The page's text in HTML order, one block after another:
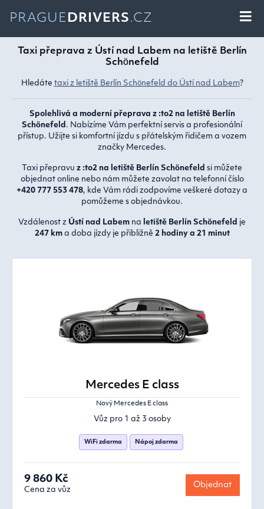
PRAGUE DRIVERS.CZ
Taxi přeprava z Ústí nad Labem na letiště Berlín
Schönefeld
Hledáte taxi z letiště Berlín Schönefeld do Ústí nad Labem?
Spolehlivá a moderní přeprava z :to2 na letiště Berlín
Schönefeld . Nabízíme Vám perfektní servis a profesionální
přístup. Užijte si komfortní jízdu s přátelským řidičem a vozem
značky Mercedes.
Taxi přepravu z :to2 na letiště Berlín Schönefeld si můžete
objednat online nebo nám můžete zavolat na telefonní číslo
+420 777 553 478, kde Vám rádi zodpovíme veškeré dotazy a
pomůžeme s objednávkou.
Vzdálenost z Ústí nad Labem na letiště Berlín Schönefeld je
247 kma doba jízdy je přibližně 2 hodiny a 21 minut
Mercedes E class
Nový Mercedes E class
Vůz pro 1 až 3 osoby
WiFi zdarma Nápoj zdarma
9 860 Kč
Cena za vůz
Objednat